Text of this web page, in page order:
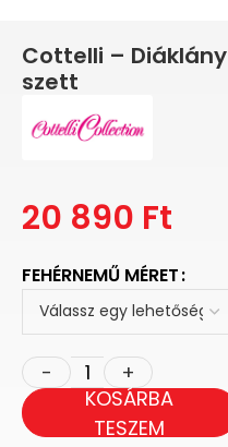
Cottelli – Diáklány
szett
20 890 Ft
FEHÉRNEMŰ MÉRET
KOSÁRBA
TESZEM